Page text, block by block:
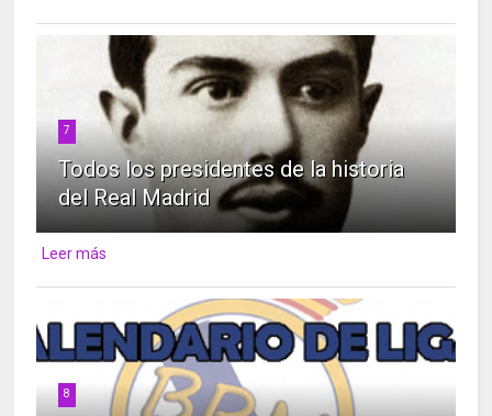
7
Todos los presidentes de la historia
del Real Madrid
Leer más
8